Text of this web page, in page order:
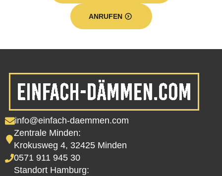
ANRUFEN
info@einfach-daemmen.com
Zentrale Minden:
Krokusweg 4, 32425 Minden
0571 911 945 30
Standort Hamburg: